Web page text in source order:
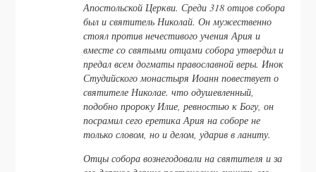
Апостольской Церкви. Среди 318 отцов собора
был и святитель Николай. Он мужественно
стоял против нечестивого учения Ария и
вместе со святыми отцами собора утвердил и
предал всем догматы православной веры. Инок
Студийского монастыря Иоанн повествует о
святителе Николае. что одушевленный,
подобно пророку Илие, ревностью к Богу, он
посрамил сего еретика Ария на соборе не
только словом, но и делом, ударив в ланиту.
Отцы собора вознегодовали на святителя и за